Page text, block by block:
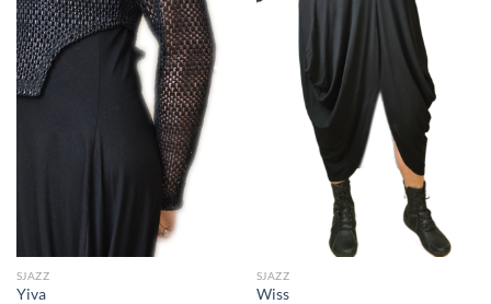
SJAZZ
Yiva
SJAZZ
Wiss